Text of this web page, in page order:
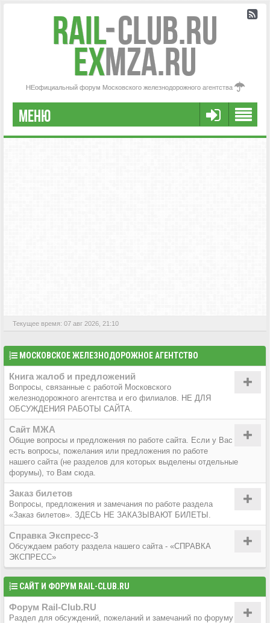
Rail-Club.RU
exMZA.RU
НЕофициальный форум Московского железнодорожного агентства
МЕНЮ
РЕГИСТРАЦИЯ
Текущее время: 07 авг 2026, 21:10
МОСКОВСКОЕ ЖЕЛЕЗНОДОРОЖНОЕ АГЕНТСТВО
Книга жалоб и предложений
Вопросы, связанные с работой Московского
железнодорожного агентства и его филиалов. НЕ ДЛЯ
ОБСУЖДЕНИЯ РАБОТЫ САЙТА.
Сайт МЖА
Общие вопросы и предложения по работе сайта. Если у Вас
есть вопросы, пожелания или предложения по работе
нашего сайта (не разделов для которых выделены отдельные
форумы), то Вам сюда.
Заказ билетов
Вопросы, предложения и замечания по работе раздела
«Заказ билетов». ЗДЕСЬ НЕ ЗАКАЗЫВАЮТ БИЛЕТЫ.
Справка Экспресс-3
Обсуждаем работу раздела нашего сайта - «СПРАВКА
ЭКСПРЕСС»
САЙТ И ФОРУМ RAIL-CLUB.RU
Форум Rail-Club.RU
Раздел для обсуждений, пожеланий и замечаний по форуму